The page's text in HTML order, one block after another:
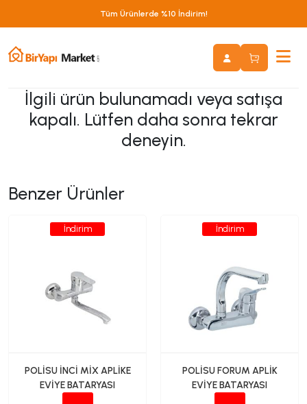
Tüm Ürünlerde %10 İndirim!
İlgili ürün bulunamadı veya satışa
kapalı. Lütfen daha sonra tekrar
deneyin.
Benzer Ürünler
İndirim
POLİSU İNCİ MİX APLİKE
EVİYE BATARYASI
İndirim
POLİSU FORUM APLİK
EVİYE BATARYASI